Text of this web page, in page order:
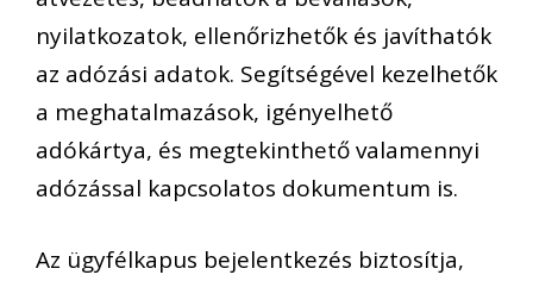
nyilatkozatok, ellenőrizhetők és javíthatók
az adózási adatok. Segítségével kezelhetők
a meghatalmazások, igényelhető
adókártya, és megtekinthető valamennyi
adózással kapcsolatos dokumentum is.
Az ügyfélkapus bejelentkezés biztosítja,